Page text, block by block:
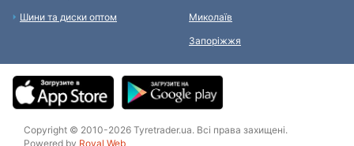
Шини та диски оптом
Миколаїв
Запоріжжя
Copyright © 2010-2026 Tyretrader.ua. Всі права захищені.
Powered by Royal Web